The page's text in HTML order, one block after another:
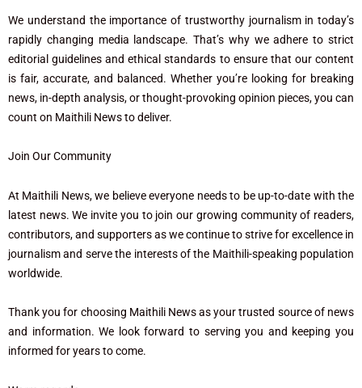
We understand the importance of trustworthy journalism in today’s
rapidly changing media landscape. That’s why we adhere to strict
editorial guidelines and ethical standards to ensure that our content
is fair, accurate, and balanced. Whether you’re looking for breaking
news, in-depth analysis, or thought-provoking opinion pieces, you can
count on Maithili News to deliver.
Join Our Community
At Maithili News, we believe everyone needs to be up-to-date with the
latest news. We invite you to join our growing community of readers,
contributors, and supporters as we continue to strive for excellence in
journalism and serve the interests of the Maithili-speaking population
worldwide.
Thank you for choosing Maithili News as your trusted source of news
and information. We look forward to serving you and keeping you
informed for years to come.